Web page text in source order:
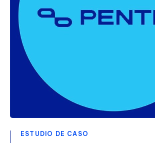
ESTUDIO DE CASO